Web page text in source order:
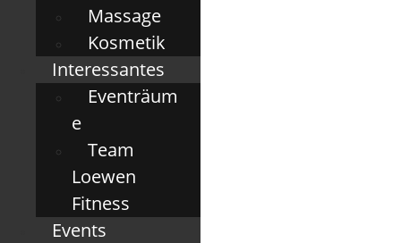
Massage
Kosmetik
Interessantes
Eventräum
e
Team
Loewen
Fitness
Events